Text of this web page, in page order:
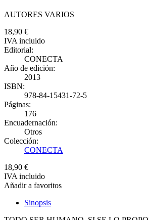
AUTORES VARIOS
18,90 €
IVA incluido
Editorial:
CONECTA
Año de edición:
2013
ISBN:
978-84-15431-72-5
Páginas:
176
Encuadernación:
Otros
Colección:
CONECTA
18,90 €
IVA incluido
Añadir a favoritos
Sinopsis